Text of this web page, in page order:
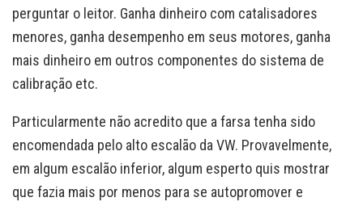
perguntar o leitor. Ganha dinheiro com catalisadores
menores, ganha desempenho em seus motores, ganha
mais dinheiro em outros componentes do sistema de
calibração etc.
Particularmente não acredito que a farsa tenha sido
encomendada pelo alto escalão da VW. Provavelmente,
em algum escalão inferior, algum esperto quis mostrar
que fazia mais por menos para se autopromover e